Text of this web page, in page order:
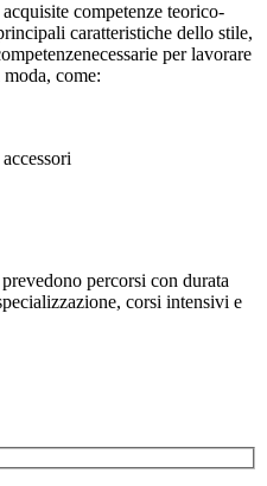
competenze teorico-
caratteristiche dello stile,
necessarie per lavorare
come:
percorsi con durata
corsi intensivi e